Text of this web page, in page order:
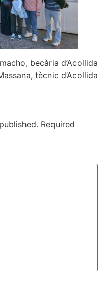
becària d’Acollida
tècnic d’Acollida
Required